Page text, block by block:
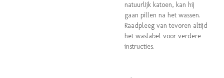
natuurlijk katoen, kan hij
gaan pillen na het wassen.
Raadpleeg van tevoren altijd
het waslabel voor verdere
instructies.